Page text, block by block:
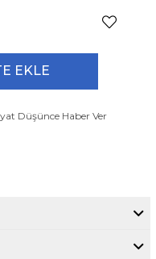
Düşünce Haber Ver